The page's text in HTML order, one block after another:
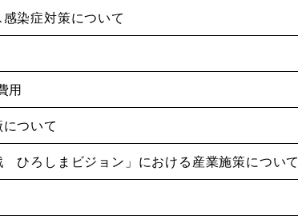
染症対策について
用
ついて
ろしまビジョン」における産業施策について